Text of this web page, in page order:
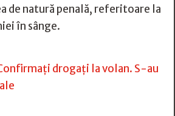
de natură penală, referitoare la
în sânge.
drogați la volan. S-au